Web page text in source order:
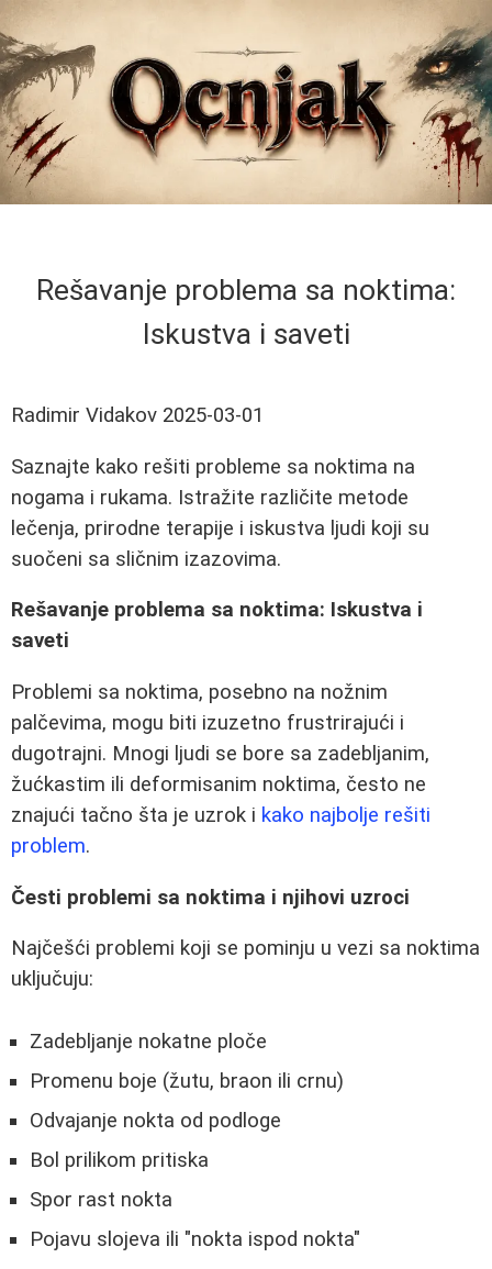
Rešavanje problema sa noktima:
Iskustva i saveti
Radimir Vidakov 2025-03-01
Saznajte kako rešiti probleme sa noktima na
nogama i rukama. Istražite različite metode
lečenja, prirodne terapije i iskustva ljudi koji su
suočeni sa sličnim izazovima.
Rešavanje problema sa noktima: Iskustva i
saveti
Problemi sa noktima, posebno na nožnim
palčevima, mogu biti izuzetno frustrirajući i
dugotrajni. Mnogi ljudi se bore sa zadebljanim,
žućkastim ili deformisanim noktima, često ne
znajući tačno šta je uzrok i kako najbolje rešiti
problem.
Česti problemi sa noktima i njihovi uzroci
Najčešći problemi koji se pominju u vezi sa noktima
uključuju:
Zadebljanje nokatne ploče
Promenu boje (žutu, braon ili crnu)
Odvajanje nokta od podloge
Bol prilikom pritiska
Spor rast nokta
Pojavu slojeva ili "nokta ispod nokta"